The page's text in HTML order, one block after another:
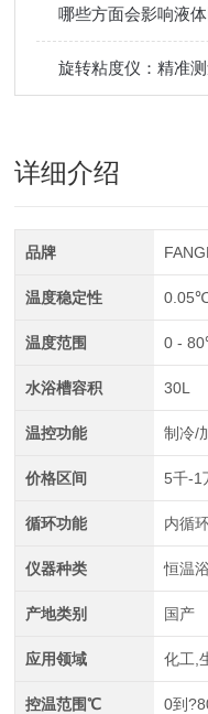
哪些方面会影响液
旋转粘度仪：精准
详细介绍
品牌
温度稳定性
温度范围 0 -
水浴槽容积 30L
温控功能 制冷/
价格区间 5千-1
循环功能 内循
仪器种类 恒温
产地类别 国产
应用领域 化工,
控温范围℃ 0到